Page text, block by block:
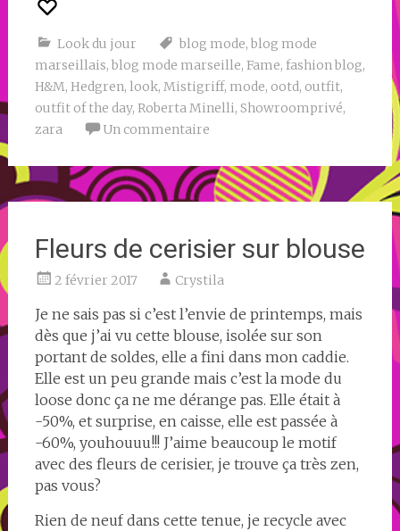
Look du jour blog mode, blog mode
marseillais, blog mode marseille, Fame, fashion blog,
H&M, Hedgren, look, Mistigriff, mode, ootd, outfit,
outfit of the day, Roberta Minelli, Showroomprivé,
zara
Un commentaire
Fleurs de cerisier sur blouse
2 février 2017 Crystila
Je ne sais pas si c’est l’envie de printemps, mais
dès que j’ai vu cette blouse, isolée sur son
portant de soldes, elle a fini dans mon caddie.
Elle est un peu grande mais c’est la mode du
loose donc ça ne me dérange pas. Elle était à
-50%, et surprise, en caisse, elle est passée à
-60%, youhouuu!!! J’aime beaucoup le motif
avec des fleurs de cerisier, je trouve ça très zen,
pas vous?
Rien de neuf dans cette tenue, je recycle avec